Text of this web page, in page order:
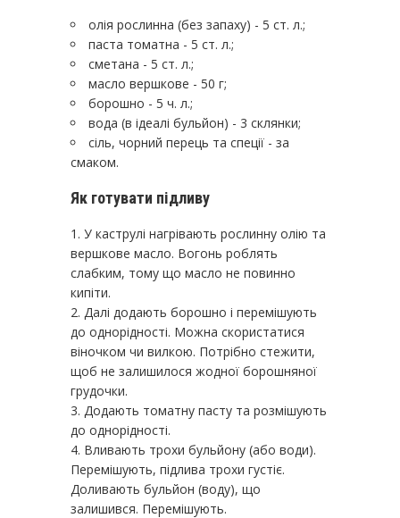
олія рослинна (без запаху) - 5 ст. л.;
паста томатна - 5 ст. л.;
сметана - 5 ст. л.;
масло вершкове - 50 г;
борошно - 5 ч. л.;
вода (в ідеалі бульйон) - 3 склянки;
сіль, чорний перець та спеції - за
смаком.
Як готувати підливу
У каструлі нагрівають рослинну олію та
вершкове масло. Вогонь роблять
слабким, тому що масло не повинно
кипіти.
Далі додають борошно і перемішують
до однорідності. Можна скористатися
віночком чи вилкою. Потрібно стежити,
щоб не залишилося жодної борошняної
грудочки.
Додають томатну пасту та розмішують
до однорідності.
Вливають трохи бульйону (або води).
Перемішують, підлива трохи густіє.
Доливають бульйон (воду), що
залишився. Перемішують.